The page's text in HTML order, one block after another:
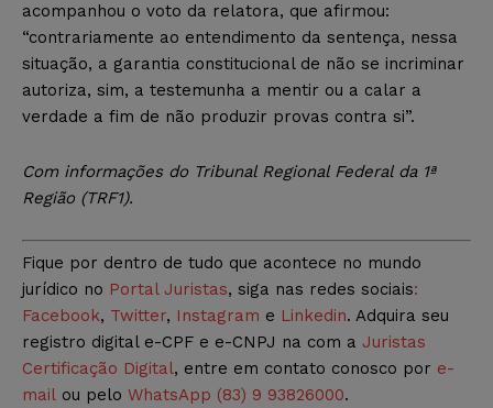
acompanhou o voto da relatora, que afirmou:
“contrariamente ao entendimento da sentença, nessa
situação, a garantia constitucional de não se incriminar
autoriza, sim, a testemunha a mentir ou a calar a
verdade a fim de não produzir provas contra si”.
Com informações do Tribunal Regional Federal da 1ª
Região (TRF1).
Fique por dentro de tudo que acontece no mundo
jurídico no Portal Juristas, siga nas redes sociais:
Facebook, Twitter, Instagram e Linkedin. Adquira seu
registro digital e-CPF e e-CNPJ na com a Juristas
Certificação Digital, entre em contato conosco por e-
mail ou pelo WhatsApp (83) 9 93826000.